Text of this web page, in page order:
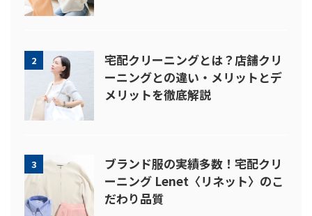
2
宅配クリーニングとは？店舗クリ
ーニングとの違い・メリットとデ
メリットを徹底解説
3
ブランド服の実績多数！宅配クリ
ーニング Lenet〈リネット〉のこ
だわり品質